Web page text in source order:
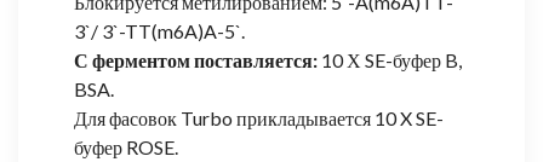
3`/ 3`-TT(m6A)A-5`.
С ферментом поставляется: 10 Х SE-буфер B,
BSA.
Для фасовок Turbo прикладывается 10 X SE-
буфер ROSE.